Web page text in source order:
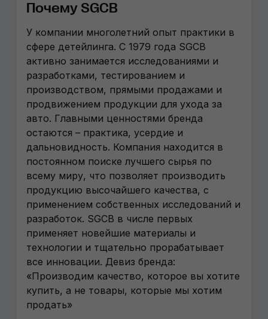
Почему SGCB
У компании многолетний опыт практики в
сфере детейлинга. С 1979 года SGCB
активно занимается исследованиями и
разработками, тестированием и
производством, прямыми продажами и
продвижением продукции для ухода за
авто. Главными ценностями бренда
остаются – практика, усердие и
дальновидность. Компания находится в
постоянном поиске лучшего сырья по
всему миру, что позволяет производить
продукцию высочайшего качества, с
применением собственных исследований и
разработок. SGCB в числе первых
применяет новейшие материалы и
технологии и тщательно прорабатывает
все инновации. Девиз бренда:
«Производим качество, которое вы хотите
купить, а не товары, которые мы хотим
продать»